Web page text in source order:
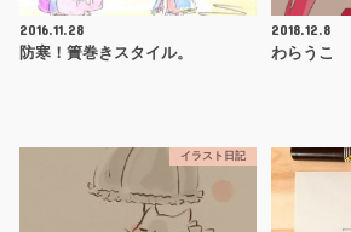
2016.11.28
防寒！簀巻きスタイル。
2018.12.8
わらうこ
イラスト日記